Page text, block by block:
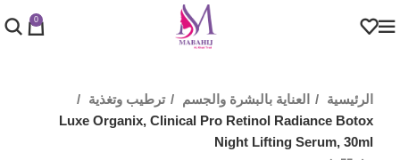
0
الرئيسية العناية بالبشرة والجسم
ترطيب وتغذية
Luxe Organix, Clinical Pro Retinol Radiance Botox
Night Lifting Serum, 30ml